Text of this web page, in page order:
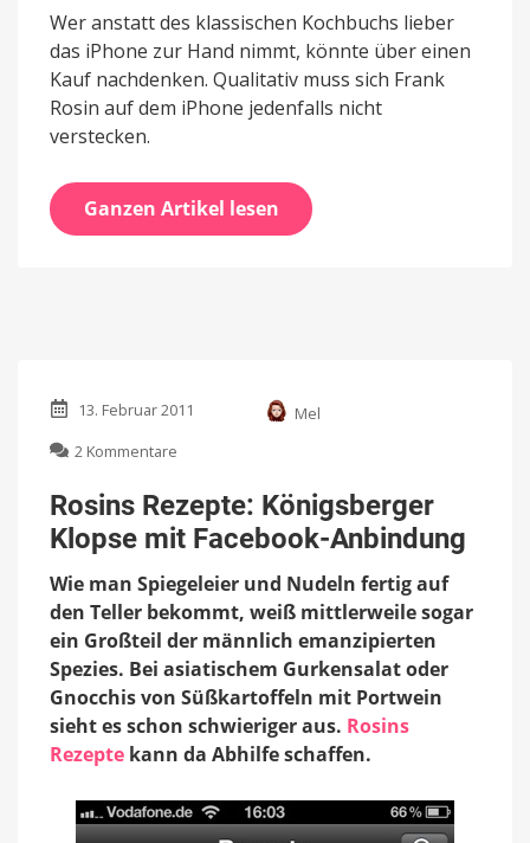
Wer anstatt des klassischen Kochbuchs lieber
das iPhone zur Hand nimmt, könnte über einen
Kauf nachdenken. Qualitativ muss sich Frank
Rosin auf dem iPhone jedenfalls nicht
verstecken.
Ganzen Artikel lesen
13. Februar 2011
Mel
2 Kommentare
Rezepte:
Königsberger
Klopse
Facebook-
Anbindung
Rosins Rezepte: Königsberger
Klopse mit Facebook-Anbindung
Wie man Spiegeleier und Nudeln fertig auf
den Teller bekommt, weiß mittlerweile sogar
ein Großteil der männlich emanzipierten
Spezies. Bei asiatischem Gurkensalat oder
Gnocchis von Süßkartoffeln mit Portwein
sieht es schon schwieriger aus. Rosins
Rezepte kann da Abhilfe schaffen.